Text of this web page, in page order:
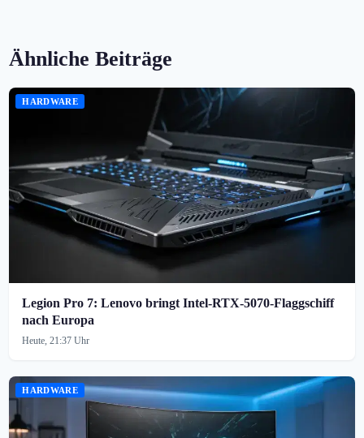
Ähnliche Beiträge
HARDWARE
Legion Pro 7: Lenovo bringt Intel-RTX-5070-Flaggschiff
nach Europa
Heute, 21:37 Uhr
HARDWARE